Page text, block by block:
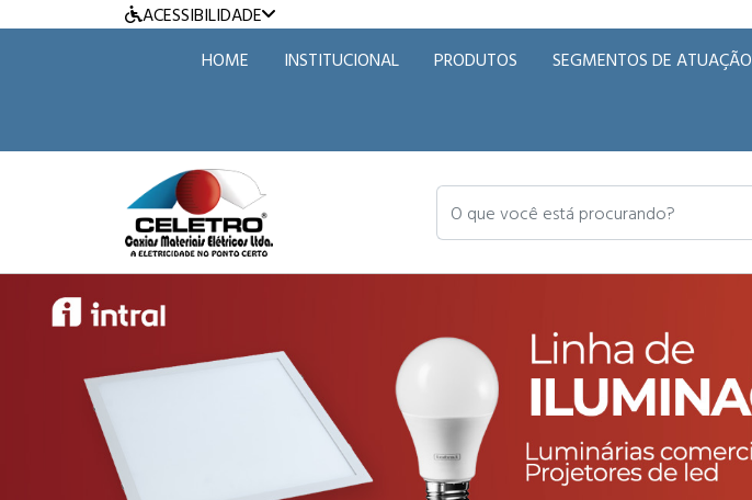
ACESSIBILIDADE
HOME
INSTITUCIONAL PRODUTOS SEGMENTOS DE ATUAÇÃO
O que você está procurando?